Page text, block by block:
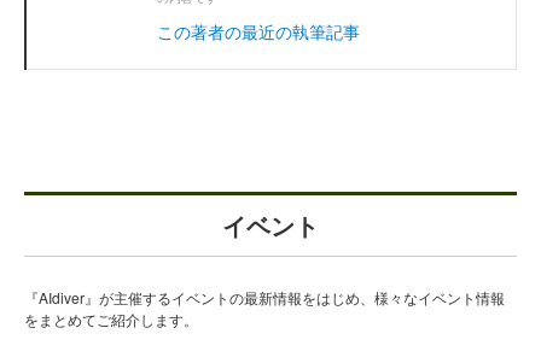
この著者の最近の執筆記事
イベント
『AIdiver』が主催するイベントの最新情報をはじめ、様々なイベント情報
をまとめてご紹介します。